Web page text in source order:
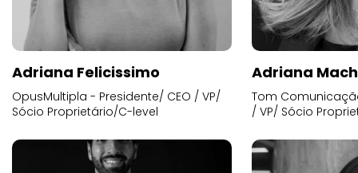
Adriana Felicissimo
OpusMultipla - Presidente/ CEO / VP/
Sócio Proprietário/C-level
Adriana
Tom
/ VP/ Sócio